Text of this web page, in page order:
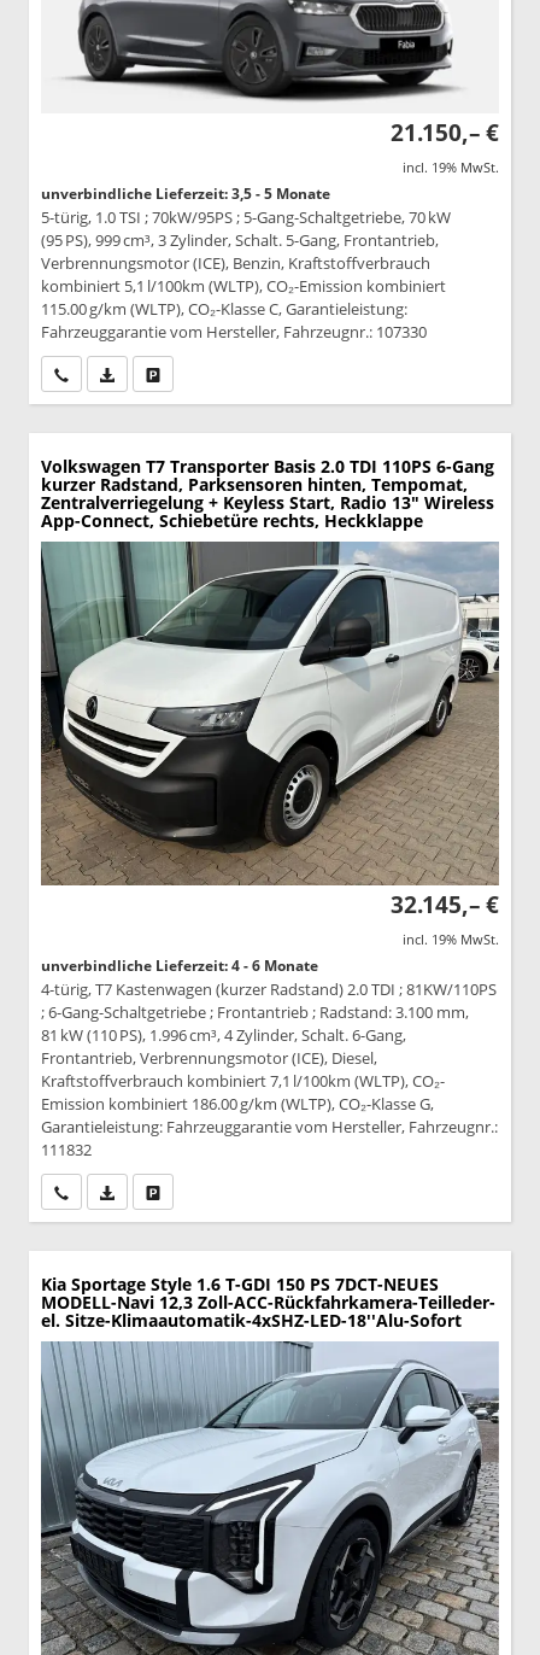
21.150,– €
incl. 19% MwSt.
unverbindliche Lieferzeit: 3,5 - 5 Monate
5-türig, 1.0 TSI ; 70kW/95PS ; 5-Gang-Schaltgetriebe, 70 kW
(95 PS), 999 cm³, 3 Zylinder, Schalt. 5-Gang, Frontantrieb,
Verbrennungsmotor (ICE), Benzin, Kraftstoffverbrauch
kombiniert 5,1 l/100km (WLTP), CO₂-Emission kombiniert
115.00 g/km (WLTP), CO₂-Klasse C, Garantieleistung:
Fahrzeuggarantie vom Hersteller, Fahrzeugnr.: 107330
Wir rufen Sie anPDF-Datei, Fahrzeugexposé drucken
Volkswagen T7 Transporter Basis 2.0 TDI 110PS 6-Gang
kurzer Radstand, Parksensoren hinten, Tempomat,
Zentralverriegelung + Keyless Start, Radio 13" Wireless
App-Connect, Schiebetüre rechts, Heckklappe
32.145,– €
incl. 19% MwSt.
unverbindliche Lieferzeit: 4 - 6 Monate
4-türig, T7 Kastenwagen (kurzer Radstand) 2.0 TDI ; 81KW/110PS
; 6-Gang-Schaltgetriebe ; Frontantrieb ; Radstand: 3.100 mm,
81 kW (110 PS), 1.996 cm³, 4 Zylinder, Schalt. 6-Gang,
Frontantrieb, Verbrennungsmotor (ICE), Diesel,
Kraftstoffverbrauch kombiniert 7,1 l/100km (WLTP), CO₂-
Emission kombiniert 186.00 g/km (WLTP), CO₂-Klasse G,
Garantieleistung: Fahrzeuggarantie vom Hersteller, Fahrzeugnr.:
111832
Wir rufen Sie anPDF-Datei, Fahrzeugexposé drucken
Kia Sportage Style 1.6 T-GDI 150 PS 7DCT-NEUES
MODELL-Navi 12,3 Zoll-ACC-Rückfahrkamera-Teilleder-
el. Sitze-Klimaautomatik-4xSHZ-LED-18''Alu-Sofort